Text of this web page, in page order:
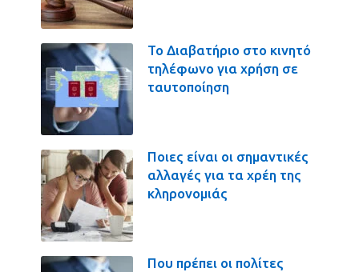
Το Διαβατήριο στο κινητό
τηλέφωνο για χρήση σε
ταυτοποίηση
Ποιες είναι οι σημαντικές
αλλαγές για τα χρέη της
κληρονομιάς
Που πρέπει οι πολίτες